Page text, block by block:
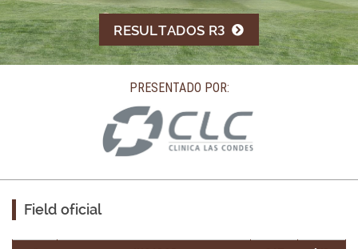
RESULTADOS R3
PRESENTADO POR:
Field oficial